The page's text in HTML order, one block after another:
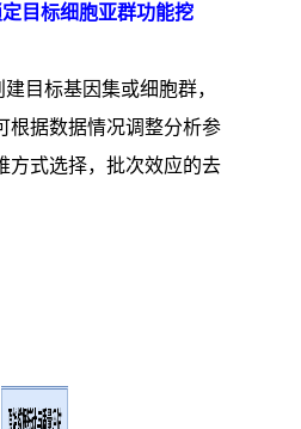
目标细胞亚群功能挖
目标基因集或细胞群，
根据数据情况调整分析参
方式选择，批次效应的去